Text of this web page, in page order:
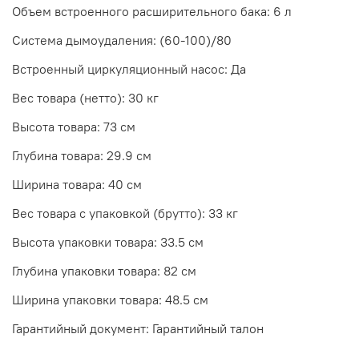
Объем встроенного расширительного бака: 6 л
Система дымоудаления: (60-100)/80
Встроенный циркуляционный насос: Да
Вес товара (нетто): 30 кг
Высота товара: 73 см
Глубина товара: 29.9 см
Ширина товара: 40 см
Вес товара с упаковкой (брутто): 33 кг
Высота упаковки товара: 33.5 см
Глубина упаковки товара: 82 см
Ширина упаковки товара: 48.5 см
Гарантийный документ: Гарантийный талон